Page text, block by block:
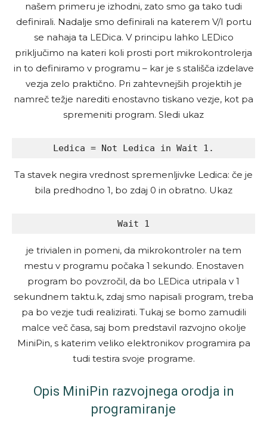
našem primeru je izhodni, zato smo ga tako tudi
definirali. Nadalje smo definirali na katerem V/I portu
se nahaja ta LEDica. V principu lahko LEDico
priključimo na kateri koli prosti port mikrokontrolerja
in to definiramo v programu – kar je s stališča izdelave
vezja zelo praktično. Pri zahtevnejših projektih je
namreč težje narediti enostavno tiskano vezje, kot pa
spremeniti program. Sledi ukaz
Ledica = Not Ledica in Wait 1.
Ta stavek negira vrednost spremenljivke Ledica: če je
bila predhodno 1, bo zdaj 0 in obratno. Ukaz
Wait 1
je trivialen in pomeni, da mikrokontroler na tem
mestu v programu počaka 1 sekundo. Enostaven
program bo povzročil, da bo LEDica utripala v 1
sekundnem taktu.k, zdaj smo napisali program, treba
pa bo vezje tudi realizirati. Tukaj se bomo zamudili
malce več časa, saj bom predstavil razvojno okolje
MiniPin, s katerim veliko elektronikov programira pa
tudi testira svoje programe.
Opis MiniPin razvojnega orodja in
programiranje